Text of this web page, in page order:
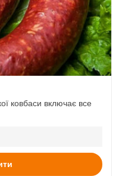
ковбаси включає все